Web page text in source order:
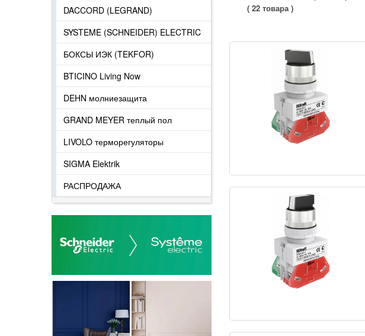
DACCORD (LEGRAND)
SYSTEME (SCHNEIDER) ELECTRIC
БОКСЫ ИЭК (TEKFOR)
BTICINO Living Now
DEHN молниезащита
GRAND MEYER теплый пол
LIVOLO терморегуляторы
SIGMA Elektrik
РАСПРОДАЖА
( 22 товара )